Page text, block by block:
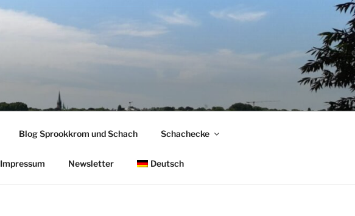
Blog Sprookkrom und Schach Schachecke
Impressum Newsletter Deutsch